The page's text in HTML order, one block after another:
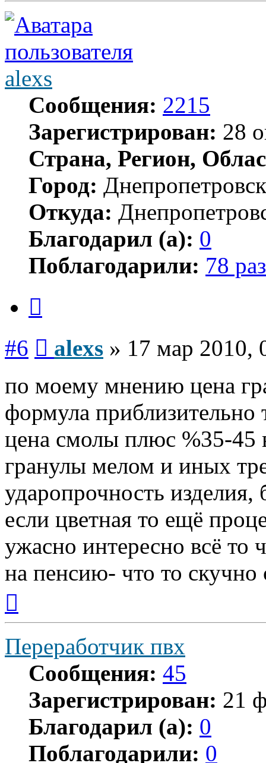
alexs
Сообщения: 2215
Зарегистрирован: 28
Страна, Регион,
Город: Днепропетровск
Откуда:
Благодарил (а): 0
Поблагодарили: 78 раз
#6 alexs » 17 мар 2010,
по моему мнению цена
формула приблизительно
цена смолы плюс %35-45
гранулы мелом и иных
ударопрочность изделия,
если цветная то ещё
ужасно интересно всё то
на пенсию- что то скучно
началу
Переработчик пвх
Сообщения: 45
Зарегистрирован: 21
Благодарил (а): 0
Поблагодарили: 0